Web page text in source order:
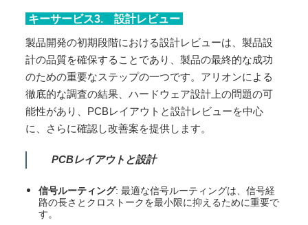
キーサービス3. 設計レビュー
製品開発の初期段階における設計レビューは、製品設
計の品質を確保することであり、製品の最終的な成功
のための重要なステップの一つです。アリオンによる
徹底的な調査の結果、ハードウェア設計上の問題の可
能性があり、PCBレイアウトと設計レビューを中心
に、さらに確認し改善案を提供します。
PCBレイアウトと設計
信号ルーティング: 最適な信号ルーティングは、信号経
路の長さとクロストークを最小限に抑えるために重要で
す。